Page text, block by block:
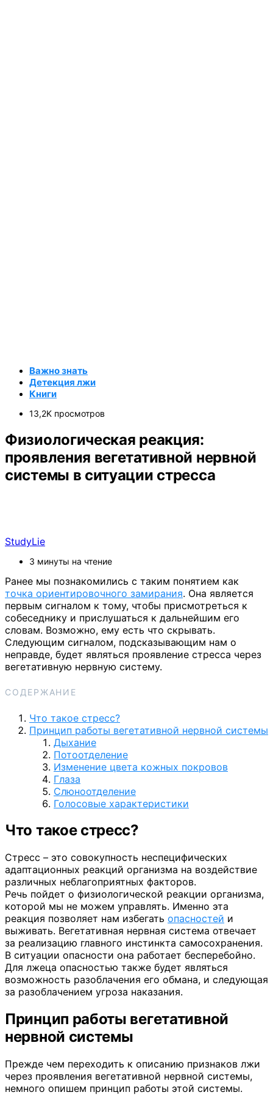
Важно знать
Детекция лжи
Книги
13,2K просмотров
Физиологическая реакция:
проявления вегетативной нервной
системы в ситуации стресса
StudyLie
3 минуты на чтение
Ранее мы познакомились с таким понятием как
точка ориентировочного замирания. Она является
первым сигналом к тому, чтобы присмотреться к
собеседнику и прислушаться к дальнейшим его
словам. Возможно, ему есть что скрывать.
Следующим сигналом, подсказывающим нам о
неправде, будет являться проявление стресса через
вегетативную нервную систему.
СОДЕРЖАНИЕ
Что такое стресс?
Принцип работы вегетативной нервной системы
Дыхание
Потоотделение
Изменение цвета кожных покровов
Глаза
Слюноотделение
Голосовые характеристики
Что такое стресс?
Стресс – это совокупность неспецифических
адаптационных реакций организма на воздействие
различных неблагоприятных факторов.
Речь пойдет о физиологической реакции организма,
которой мы не можем управлять. Именно эта
реакция позволяет нам избегать опасностей и
выживать. Вегетативная нервная система отвечает
за реализацию главного инстинкта самосохранения.
В ситуации опасности она работает бесперебойно.
Для лжеца опасностью также будет являться
возможность разоблачения его обмана, и следующая
за разоблачением угроза наказания.
Принцип работы вегетативной
нервной системы
Прежде чем переходить к описанию признаков лжи
через проявления вегетативной нервной системы,
немного опишем принцип работы этой системы.